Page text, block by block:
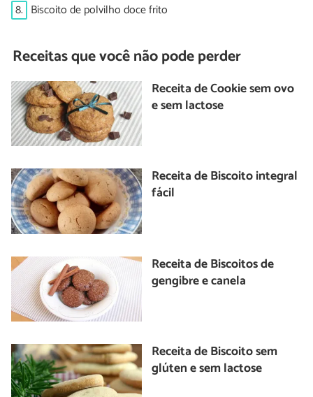
8. Biscoito de polvilho doce frito
Receitas que você não pode perder
Receita de Cookie sem ovo
e sem lactose
Receita de Biscoito integral
fácil
Receita de Biscoitos de
gengibre e canela
Receita de Biscoito sem
glúten e sem lactose